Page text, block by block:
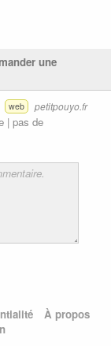
une
web petitpouyo.fr
| pas de
À propos